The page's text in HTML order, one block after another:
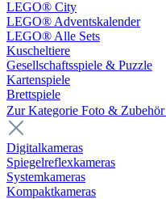
LEGO® City
LEGO® Adventskalender
LEGO® Alle Sets
Kuscheltiere
Gesellschaftsspiele & Puzzle
Kartenspiele
Brettspiele
Zur Kategorie Foto & Zubehör
Digitalkameras
Spiegelreflexkameras
Systemkameras
Kompaktkameras